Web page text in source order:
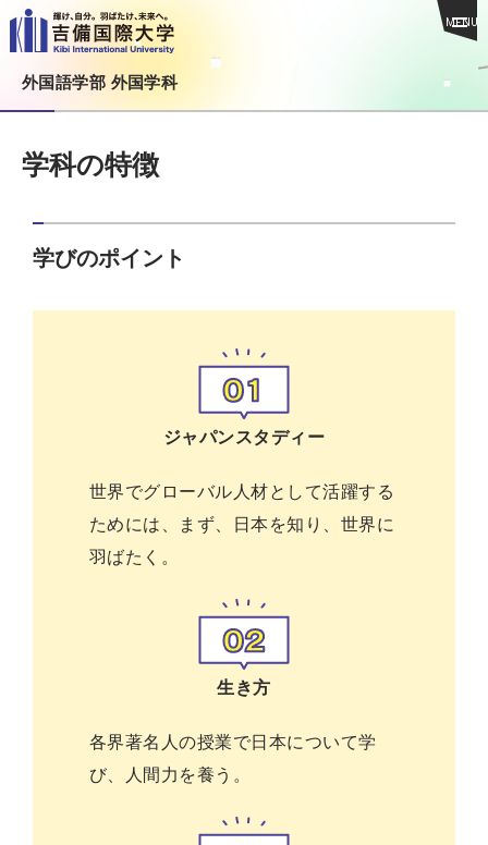
MENU
外国語学部 外国学科
学科の特徴
学びのポイント
ジャパンスタディー
世界でグローバル人材として活躍する
ためには、まず、日本を知り、世界に
羽ばたく。
生き方
各界著名人の授業で日本について学
び、人間力を養う。